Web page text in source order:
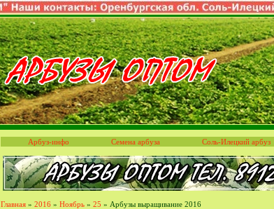
Арбуз-инфо Семена арбуза Соль-Илецкий арбуз
Главная » 2016 » Ноябрь » 25 » Арбузы выращивание 2016